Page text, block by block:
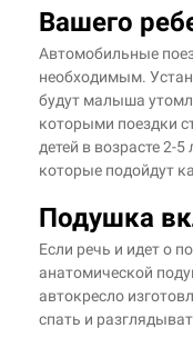
Вашего
Автомобильные
необходимым.
будут малыша
которыми поездки
детей в возрасте
которые подойдут
Подушка
Если речь и идет о
анатомической
автокресло
спать и